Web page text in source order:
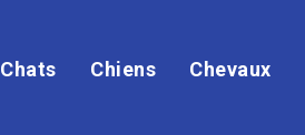
Chats Chiens Chevaux